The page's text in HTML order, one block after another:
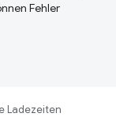
Fehler
Ladezeiten